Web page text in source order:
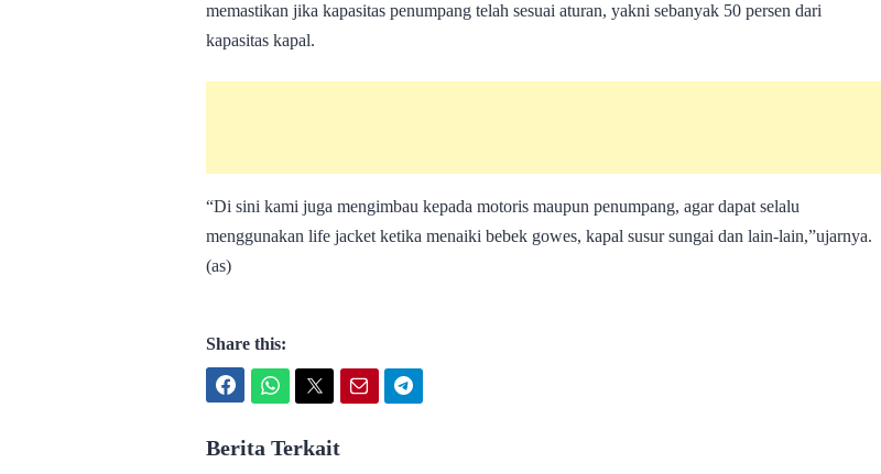
memastikan jika kapasitas penumpang telah sesuai aturan, yakni sebanyak 50 persen dari
kapasitas kapal.
“Di sini kami juga mengimbau kepada motoris maupun penumpang, agar dapat selalu
menggunakan life jacket ketika menaiki bebek gowes, kapal susur sungai dan lain-lain,”ujarnya.
(as)
Share this:
Berita Terkait